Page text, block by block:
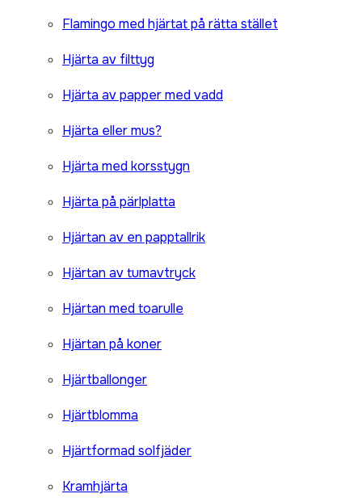
Flamingo med hjärtat på rätta stället
Hjärta av filttyg
Hjärta av papper med vadd
Hjärta eller mus?
Hjärta med korsstygn
Hjärta på pärlplatta
Hjärtan av en papptallrik
Hjärtan av tumavtryck
Hjärtan med toarulle
Hjärtan på koner
Hjärtballonger
Hjärtblomma
Hjärtformad solfjäder
Kramhjärta